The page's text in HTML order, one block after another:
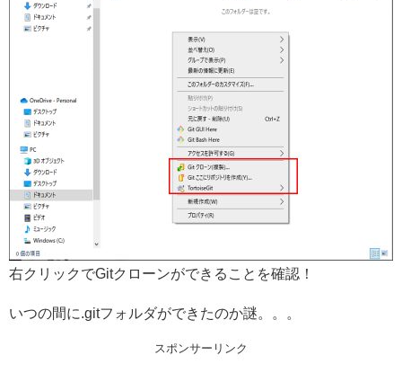
右クリックでGitクローンができることを確認！
いつの間に.gitフォルダができたのか謎。。。
スポンサーリンク